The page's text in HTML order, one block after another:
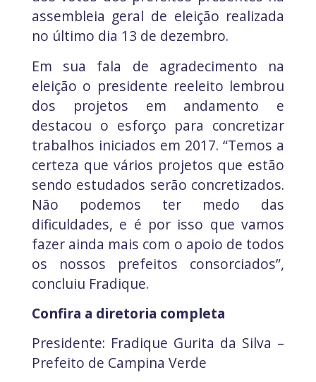
assembleia geral de eleição realizada
no último dia 13 de dezembro.
Em sua fala de agradecimento na
eleição o presidente reeleito lembrou
dos projetos em andamento e
destacou o esforço para concretizar
trabalhos iniciados em 2017. “Temos a
certeza que vários projetos que estão
sendo estudados serão concretizados.
Não podemos ter medo das
dificuldades, e é por isso que vamos
fazer ainda mais com o apoio de todos
os nossos prefeitos consorciados”,
concluiu Fradique.
Confira a diretoria completa
Presidente: Fradique Gurita da Silva –
Prefeito de Campina Verde